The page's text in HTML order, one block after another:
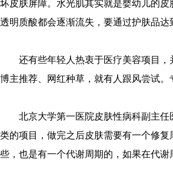
坏皮肤屏障。水光肌其实就是婴幼儿的
透明质酸都会逐渐流失，要通过护肤品
还有些年轻人热衷于医疗美容项目，
博主推荐、网红种草，就有人跟风尝试
北京大学第一医院皮肤性病科副主
类的项目，做完之后皮肤需要有一个修
些，也是有一个代谢周期的，如果在代